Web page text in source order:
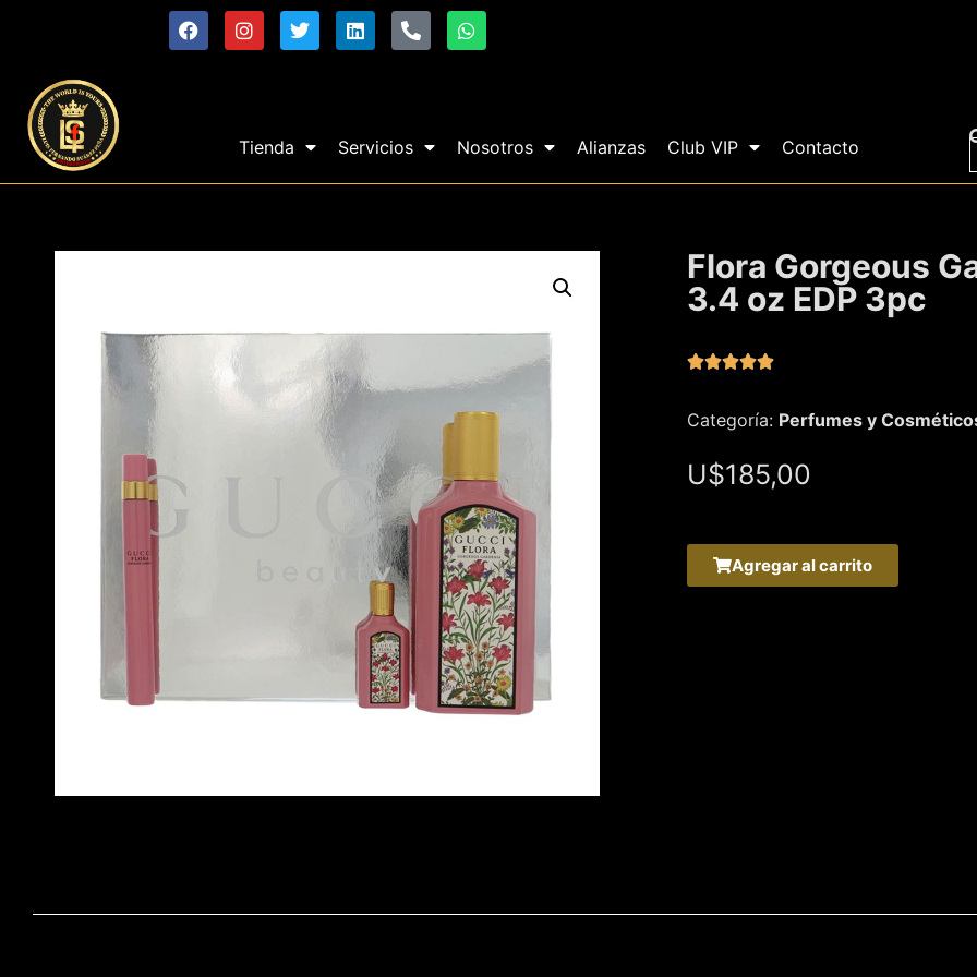
Tienda Servicios Nosotros Alianzas Club VIP Contacto
Flora Gorgeous
3.4 oz EDP 3pc

Categoría: Perfumes y
U$185,00
Agregar al carrito